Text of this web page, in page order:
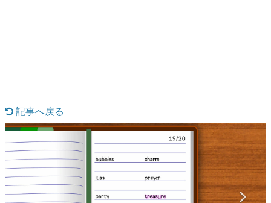
なんでゲームは面白い？
ゲーム開発者・hamatsu氏がゲームの魅力を画面や操作の
具体的な形から解き明かしていく、硬派で骨太な評論連載
です。
ゲームが変えた日本語
記事へ戻る